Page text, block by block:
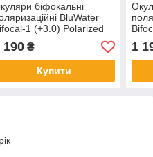
біфокальні
BluWater
1 (+3.0) Polarized
(чорна біфокальна
з діоптріями)
190₴
Купити
1